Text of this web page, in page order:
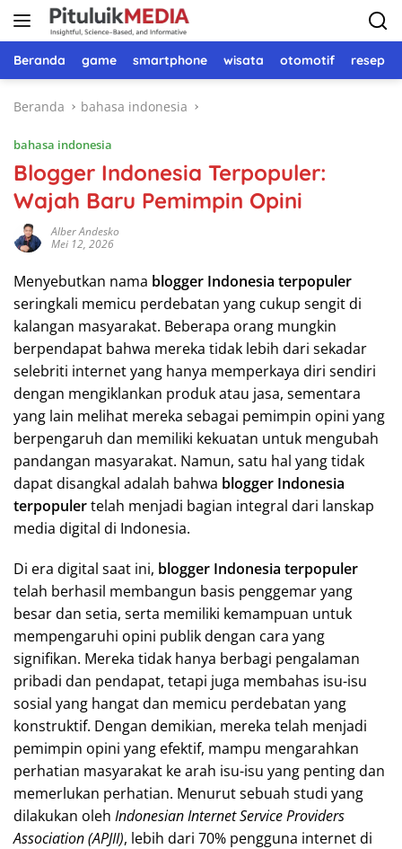
Langsung
Beranda game smartphone wisata otomotif resep
Beranda bahasa indonesia
bahasa indonesia
Blogger Indonesia Terpopuler:
Wajah Baru Pemimpin Opini
Alber Andesko
Mei 12, 2026
Menyebutkan nama blogger Indonesia terpopuler
seringkali memicu perdebatan yang cukup sengit di
kalangan masyarakat. Beberapa orang mungkin
berpendapat bahwa mereka tidak lebih dari sekadar
selebriti internet yang hanya memperkaya diri sendiri
dengan mengiklankan produk atau jasa, sementara
yang lain melihat mereka sebagai pemimpin opini yang
berpengaruh dan memiliki kekuatan untuk mengubah
pandangan masyarakat. Namun, satu hal yang tidak
dapat disangkal adalah bahwa blogger Indonesia
terpopulertelah menjadi bagian integral dari lanskap
media digital di Indonesia.
Di era digital saat ini, blogger Indonesia terpopuler
telah berhasil membangun basis penggemar yang
besar dan setia, serta memiliki kemampuan untuk
mempengaruhi opini publik dengan cara yang
signifikan. Mereka tidak hanya berbagi pengalaman
pribadi dan pendapat, tetapi juga membahas isu-isu
sosial yang hangat dan memicu perdebatan yang
konstruktif. Dengan demikian, mereka telah menjadi
pemimpin opini yang efektif, mampu mengarahkan
perhatian masyarakat ke arah isu-isu yang penting dan
memerlukan perhatian. Menurut sebuah studi yang
dilakukan oleh Indonesian Internet Service Providers
Association (APJII), lebih dari 70% pengguna internet di